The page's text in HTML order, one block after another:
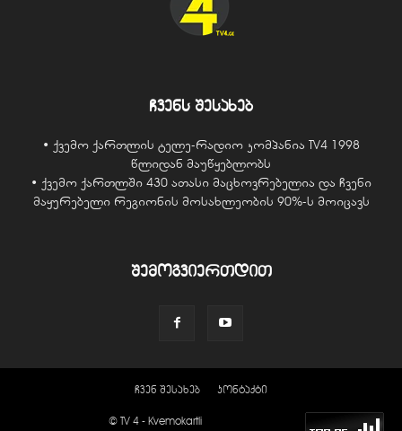
ჩვენს შესახებ
• ქვემო ქართლის ტელე-რადიო კომპანია TV4 1998
წლიდან მაუწყებლობს
• ქვემო ქართლში 430 ათასი მაცხოვრებელია და ჩვენი
მაყურებელი რეგიონის მოსახლეობის 90%-ს მოიცავს
შემოგვიერთდით
ჩვენ შესახებ კონტაქტი
© TV 4 - Kvemokartli